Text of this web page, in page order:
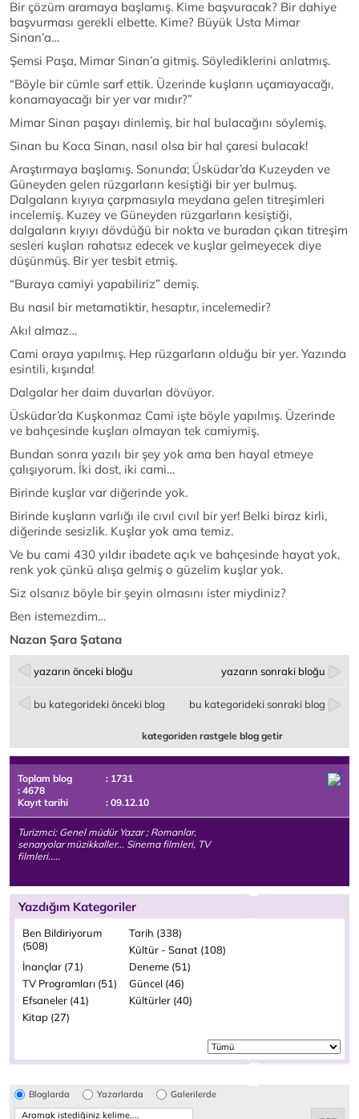
Bir çözüm aramaya başlamış. Kime başvuracak? Bir dahiye
başvurması gerekli elbette. Kime? Büyük Usta Mimar
Sinan’a…
Şemsi Paşa, Mimar Sinan’a gitmiş. Söylediklerini anlatmış.
“Böyle bir cümle sarf ettik. Üzerinde kuşların uçamayacağı,
konamayacağı bir yer var mıdır?”
Mimar Sinan paşayı dinlemiş, bir hal bulacağını söylemiş.
Sinan bu Koca Sinan, nasıl olsa bir hal çaresi bulacak!
Araştırmaya başlamış. Sonunda; Üsküdar’da Kuzeyden ve
Güneyden gelen rüzgarların kesiştiği bir yer bulmuş.
Dalgaların kıyıya çarpmasıyla meydana gelen titreşimleri
incelemiş. Kuzey ve Güneyden rüzgarların kesiştiği,
dalgaların kıyıyı dövdüğü bir nokta ve buradan çıkan titreşim
sesleri kuşları rahatsız edecek ve kuşlar gelmeyecek diye
düşünmüş. Bir yer tesbit etmiş.
“Buraya camiyi yapabiliriz” demiş.
Bu nasıl bir metamatiktir, hesaptır, incelemedir?
Akıl almaz…
Cami oraya yapılmış. Hep rüzgarların olduğu bir yer. Yazında
esintili, kışında!
Dalgalar her daim duvarları dövüyor.
Üsküdar’da Kuşkonmaz Cami işte böyle yapılmış. Üzerinde
ve bahçesinde kuşları olmayan tek camiymiş.
Bundan sonra yazılı bir şey yok ama ben hayal etmeye
çalışıyorum. İki dost, iki cami…
Birinde kuşlar var diğerinde yok.
Birinde kuşların varlığı ile cıvıl cıvıl bir yer! Belki biraz kirli,
diğerinde sesizlik. Kuşlar yok ama temiz.
Ve bu cami 430 yıldır ibadete açık ve bahçesinde hayat yok,
renk yok çünkü alışa gelmiş o güzelim kuşlar yok.
Siz olsanız böyle bir şeyin olmasını ister miydiniz?
Ben istemezdim…
Nazan Şara Şatana
yazarın önceki bloğu yazarın sonraki bloğu
bu kategorideki önceki blog bu kategorideki sonraki blog
kategoriden rastgele blog getir
Toplam blog
: 1731
: 4678
Kayıt tarihi
: 09.12.10
Turizmci; Genel müdür Yazar ; Romanlar,
senaryolar müzikkaller... Sinema filmleri, TV
filmleri.....
Yazdığım Kategoriler
Ben Bildiriyorum
(508)
Tarih (338)
Kültür - Sanat (108)
İnançlar (71)
Deneme (51)
TV Programları (51)
Güncel (46)
Efsaneler (41)
Kültürler (40)
Kitap (27)
Bloglarda Yazarlarda Galerilerde